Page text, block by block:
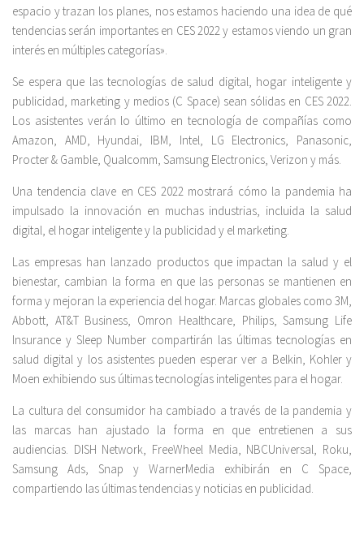
espacio y trazan los planes, nos estamos haciendo una idea de qué
tendencias serán importantes en CES 2022 y estamos viendo un gran
interés en múltiples categorías».
Se espera que las tecnologías de salud digital, hogar inteligente y
publicidad, marketing y medios (C Space) sean sólidas en CES 2022.
Los asistentes verán lo último en tecnología de compañías como
Amazon, AMD, Hyundai, IBM, Intel, LG Electronics, Panasonic,
Procter & Gamble, Qualcomm, Samsung Electronics, Verizon y más.
Una tendencia clave en CES 2022 mostrará cómo la pandemia ha
impulsado la innovación en muchas industrias, incluida la salud
digital, el hogar inteligente y la publicidad y el marketing.
Las empresas han lanzado productos que impactan la salud y el
bienestar, cambian la forma en que las personas se mantienen en
forma y mejoran la experiencia del hogar. Marcas globales como 3M,
Abbott, AT&T Business, Omron Healthcare, Philips, Samsung Life
Insurance y Sleep Number compartirán las últimas tecnologías en
salud digital y los asistentes pueden esperar ver a Belkin, Kohler y
Moen exhibiendo sus últimas tecnologías inteligentes para el hogar.
La cultura del consumidor ha cambiado a través de la pandemia y
las marcas han ajustado la forma en que entretienen a sus
audiencias. DISH Network, FreeWheel Media, NBCUniversal, Roku,
Samsung Ads, Snap y WarnerMedia exhibirán en C Space,
compartiendo las últimas tendencias y noticias en publicidad.